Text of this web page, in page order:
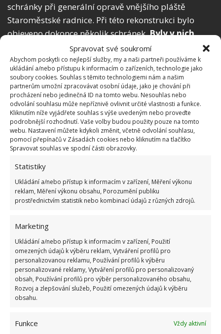
Spravovat své soukromí
Abychom poskytli co nejlepší služby, my a naši partneři používáme k
ukládání a/nebo přístupu k informacím o zařízeních, technologie jako
soubory cookies. Souhlas s těmito technologiemi nám a našim
partnerům umožní zpracovávat osobní údaje, jako je chování při
procházení nebo jedinečná ID na tomto webu. Nesouhlas nebo
odvolání souhlasu může nepříznivě ovlivnit určité vlastnosti a funkce.
Kliknutím níže vyjádřete souhlas s výše uvedeným nebo proveďte
podrobnější rozhodnutí. Vaše volby budou použity pouze na tomto
webu. Nastavení můžete kdykoli změnit, včetně odvolání souhlasu,
pomocí přepínačů v Zásadách cookies nebo kliknutím na tlačítko
Spravovat souhlas ve spodní části obrazovky.
Statistiky
Ukládání a/nebo přístup k informacím v zařízení, Měření výkonu
reklam, Měření výkonu obsahu, Porozumění publiku
prostřednictvím statistik nebo kombinací údajů z různých zdrojů.
Marketing
Ukládání a/nebo přístup k informacím v zařízení, Použití
omezených údajů k výběru reklam, Vytváření profilů pro
personalizovanou reklamu, Používání profilů k výběru
personalizované reklamy, Vytváření profilů pro personalizovaný
obsah, Používání profilů pro výběr personalizovaného obsahu,
Rozvoj a zlepšování služeb, Použití omezených údajů k výběru
obsahu.
Funkce
Vždy aktivní
schránky při generální opravě vnějšího pláště
Staroměstské radnice. Při této rekonstrukci bylo
objeveno dokonce několik schránek.Byly v nich
uloženy vzkazy z let 1949 i 1984, jak píše
PražskýDeník. Tubusy obsahovaly mince, výtisky
novin a vzkaz dělníků. Klempíři si v roce 1984
stěžovali na opětovné zdražení piva na 4,80 Kčs,
zmínili tehdejší platy i cenu benzínu.
Fotografie: Pixabay
Nalezené tubusy byly vráceny na místo, a navíc k
nim přibyly vzkazy z roku 2017 pro budoucí
generace. Na BydlímeÚtulně jsme psali o tom, že
retro poklady
prodeji pěkné peníze.